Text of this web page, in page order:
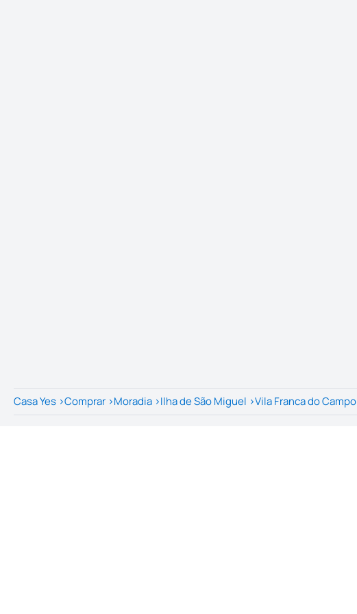
Casa Yes >Comprar >Moradia >Ilha de São Miguel >Vila Franca do Campo